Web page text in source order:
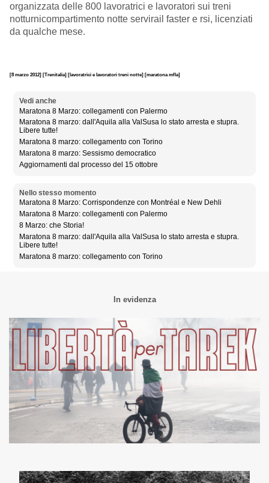
organizzata delle 800 lavoratrici e lavoratori sui treni
notturnicompartimento notte servirail faster e rsi, licenziati
da qualche mese.
[8 marzo 2012] [Trenitalia] [lavoratrici e lavoratori treni notte] [maratona mfla]
Vedi anche
Maratona 8 Marzo: collegamenti con Palermo
Maratona 8 marzo: dall'Aquila alla ValSusa lo stato arresta e stupra.
Libere tutte!
Maratona 8 marzo: collegamento con Torino
Maratona 8 marzo: Sessismo democratico
Aggiornamenti dal processo del 15 ottobre
Nello stesso momento
Maratona 8 Marzo: Corrispondenze con Montréal e New Dehli
Maratona 8 Marzo: collegamenti con Palermo
8 Marzo: che Storia!
Maratona 8 marzo: dall'Aquila alla ValSusa lo stato arresta e stupra.
Libere tutte!
Maratona 8 marzo: collegamento con Torino
In evidenza